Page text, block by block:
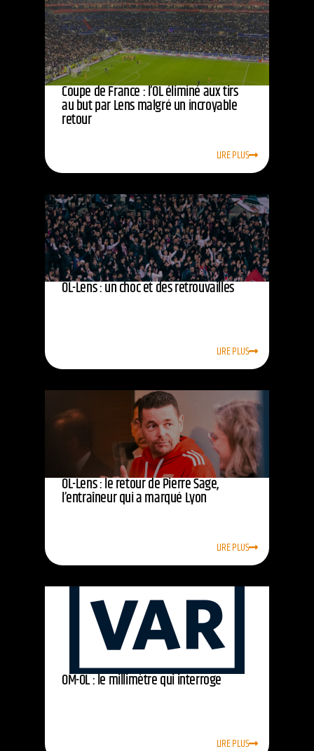
Coupe de France : l’OL éliminé aux tirs
au but par Lens malgré un incroyable
retour
LIRE PLUS
OL-Lens : un choc et des retrouvailles
LIRE PLUS
OL-Lens : le retour de Pierre Sage,
l’entraîneur qui a marqué Lyon
LIRE PLUS
OM-OL : le millimètre qui interroge
LIRE PLUS